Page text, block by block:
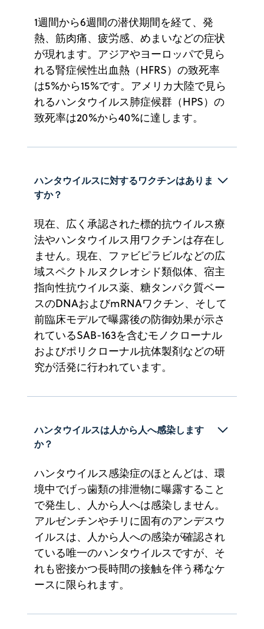
1週間から6週間の潜伏期間を経て、発
熱、筋肉痛、疲労感、めまいなどの症状
が現れます。アジアやヨーロッパで見ら
れる腎症候性出血熱（HFRS）の致死率
は5%から15%です。アメリカ大陸で見ら
れるハンタウイルス肺症候群（HPS）の
致死率は20%から40%に達します。
ハンタウイルスに対するワクチンはありま
すか？
現在、広く承認された標的抗ウイルス療
法やハンタウイルス用ワクチンは存在し
ません。現在、ファビピラビルなどの広
域スペクトルヌクレオシド類似体、宿主
指向性抗ウイルス薬、糖タンパク質ベー
スのDNAおよびmRNAワクチン、そして
前臨床モデルで曝露後の防御効果が示さ
れているSAB-163を含むモノクローナル
およびポリクローナル抗体製剤などの研
究が活発に行われています。
ハンタウイルスは人から人へ感染します
か？
ハンタウイルス感染症のほとんどは、環
境中でげっ歯類の排泄物に曝露すること
で発生し、人から人へは感染しません。
アルゼンチンやチリに固有のアンデスウ
イルスは、人から人への感染が確認され
ている唯一のハンタウイルスですが、そ
れも密接かつ長時間の接触を伴う稀なケ
ースに限られます。